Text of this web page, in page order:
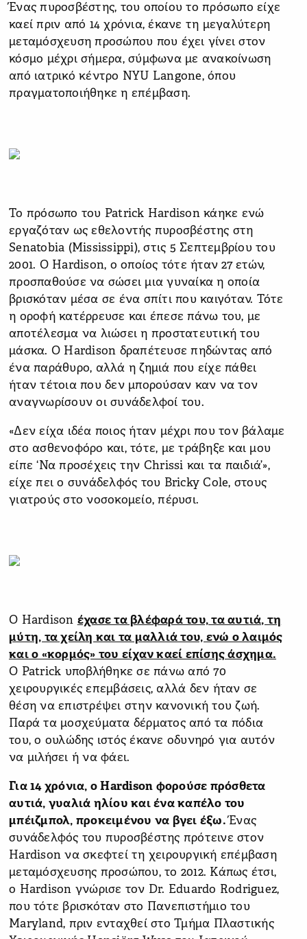
Ένας πυροσβέστης, του οποίου το πρόσωπο είχε
καεί πριν από 14 χρόνια, έκανε τη μεγαλύτερη
μεταμόσχευση προσώπου που έχει γίνει στον
κόσμο μέχρι σήμερα, σύμφωνα με ανακοίνωση
από ιατρικό κέντρο NYU Langone, όπου
πραγματοποιήθηκε η επέμβαση.
Το πρόσωπο του Patrick Hardison κάηκε ενώ
εργαζόταν ως εθελοντής πυροσβέστης στη
Senatobia (Mississippi), στις 5 Σεπτεμβρίου του
2001. Ο Hardison, ο οποίος τότε ήταν 27 ετών,
προσπαθούσε να σώσει μια γυναίκα η οποία
βρισκόταν μέσα σε ένα σπίτι που καιγόταν. Τότε
η οροφή κατέρρευσε και έπεσε πάνω του, με
αποτέλεσμα να λιώσει η προστατευτική του
μάσκα. Ο Hardison δραπέτευσε πηδώντας από
ένα παράθυρο, αλλά η ζημιά που είχε πάθει
ήταν τέτοια που δεν μπορούσαν καν να τον
αναγνωρίσουν οι συνάδελφοί του.
«Δεν είχα ιδέα ποιος ήταν μέχρι που τον βάλαμε
στο ασθενοφόρο και, τότε, με τράβηξε και μου
είπε ‘Να προσέχεις την Chrissi και τα παιδιά’»,
είχε πει ο συνάδελφός του Bricky Cole, στους
γιατρούς στο νοσοκομείο, πέρυσι.
Ο Hardisonέχασε τα βλέφαρά του, τα αυτιά, τη
μύτη, τα χείλη και τα μαλλιά του, ενώ ο λαιμός
και ο «κορμός» του είχαν καεί επίσης άσχημα.
Ο Patrick υποβλήθηκε σε πάνω από 70
χειρουργικές επεμβάσεις, αλλά δεν ήταν σε
θέση να επιστρέψει στην κανονική του ζωή.
Παρά τα μοσχεύματα δέρματος από τα πόδια
του, ο ουλώδης ιστός έκανε οδυνηρό για αυτόν
να μιλήσει ή να φάει.
Για 14 χρόνια, ο Hardison φορούσε πρόσθετα
αυτιά, γυαλιά ηλίου και ένα καπέλο του
μπέιζμπολ, προκειμένου να βγει έξω.Ένας
συνάδελφός του πυροσβέστης πρότεινε στον
Hardison να σκεφτεί τη χειρουργική επέμβαση
μεταμόσχευσης προσώπου, το 2012. Κάπως έτσι,
ο Hardison γνώρισε τον Dr. Eduardo Rodriguez,
που τότε βρισκόταν στο Πανεπιστήμιο του
Maryland, πριν ενταχθεί στο Τμήμα Πλαστικής